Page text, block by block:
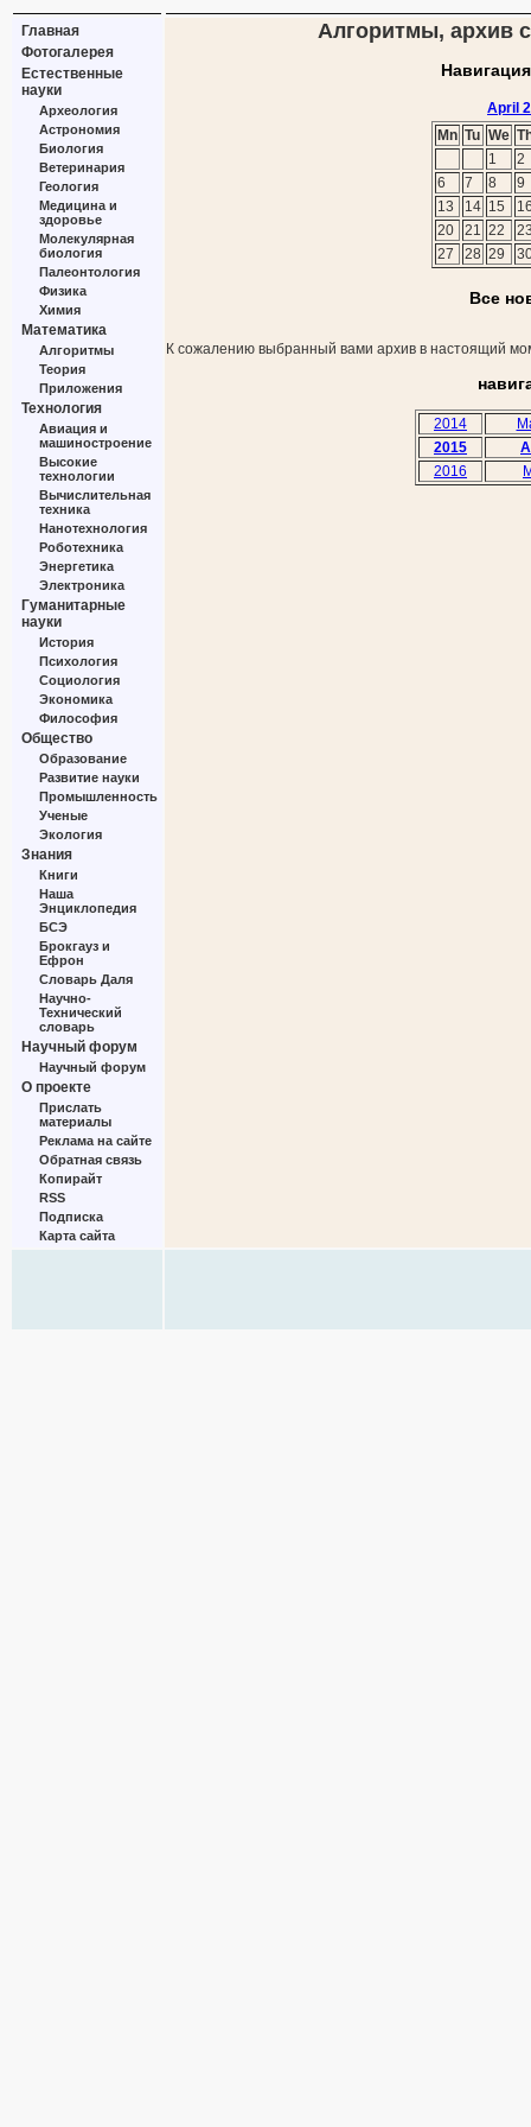
Главная
Фотогалерея
Естественные
науки
Археология
Астрономия
Биология
Ветеринария
Геология
Медицина и
здоровье
Молекулярная
биология
Палеонтология
Физика
Химия
Математика
Алгоритмы
Теория
Приложения
Технология
Авиация и
машиностроение
Высокие
технологии
Вычислительная
техника
Нанотехнология
Роботехника
Энергетика
Электроника
Гуманитарные
науки
История
Психология
Социология
Экономика
Философия
Общество
Образование
Развитие науки
Промышленность
Ученые
Экология
Знания
Книги
Наша
Энциклопедия
БСЭ
Брокгауз и
Ефрон
Словарь Даля
Научно-
Технический
словарь
Научный форум
Научный форум
О проекте
Прислать
материалы
Реклама на сайте
Обратная связь
Копирайт
RSS
Подписка
Карта сайта
Алгоритмы, архив
April
Mn Tu We
1
2
6
7 8
9
13
14 15
20
21 22
27
28 29
Все
К сожалению выбранный вами архив в настоящий
2014
2015
2016